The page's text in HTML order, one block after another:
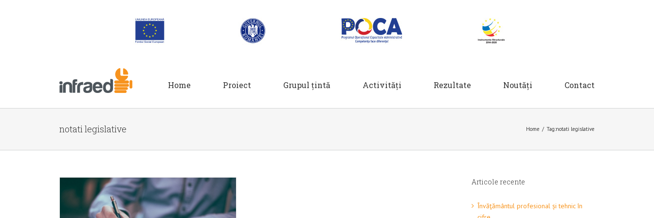
Home Proiect Grupul țintă Activități Rezultate Noutăți Contact
notati legislative Home / Tag:notati legislative
Articole recente
Învăţământul profesional și tehnic în